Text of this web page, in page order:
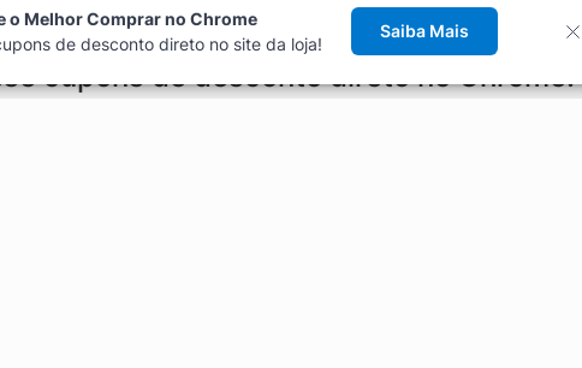
cupons de desconto direto no Chrome!
o Melhor Comprar no Chrome
de desconto direto no site da loja!
Saiba Mais